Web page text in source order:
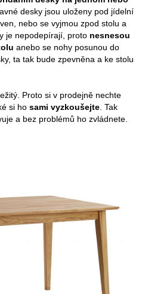
desky jsou uloženy pod jídelní
nebo se vyjmou zpod stolu a
je nepodepírají, proto nesnesou
anebo se nohy posunou do
ta tak bude zpevněna a ke stolu
Proto si v prodejně nechte
si ho sami vyzkoušejte. Tak
a bez problémů ho zvládnete.